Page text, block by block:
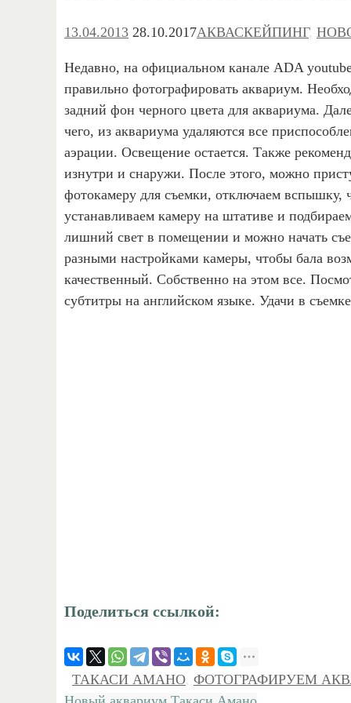
13.04.2013 28.10.2017АКВАСКЕЙПИНГ,
Недавно, на официальном канале ADA
правильно фотографировать аквариум.
задний фон черного цвета для аквариума.
чего, из аквариума удаляются все
аэрации. Освещение остается. Также
изнутри и снаружи. После этого, можно
фотокамеру для съемки, отключаем вспышку,
устанавливаем камеру на штативе и
лишний свет в помещении и можно начать
разными настройками камеры, чтобы бала
качественный. Собственно на этом все.
субтитры на английском языке. Удачи в
Поделиться ссылкой:
ТАКАСИ АМАНО, ФОТОГРАФИРУЕМ